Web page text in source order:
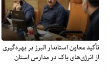
تأکید معاون استاندار البرز بر بهره‌گیری
از انرژی‌های پاک در مدارس استان